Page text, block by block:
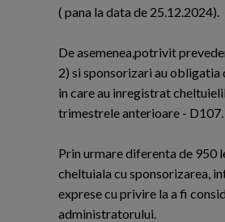
( pana la data de 25.12.2024).
De asemenea,potrivit
2) si sponsorizari au
in care au inregistrat
trimestrele anterioare - D107.
Prin urmare diferenta de 950
cheltuiala cu sponsorizarea,
exprese cu privire la a fi
administratorului.